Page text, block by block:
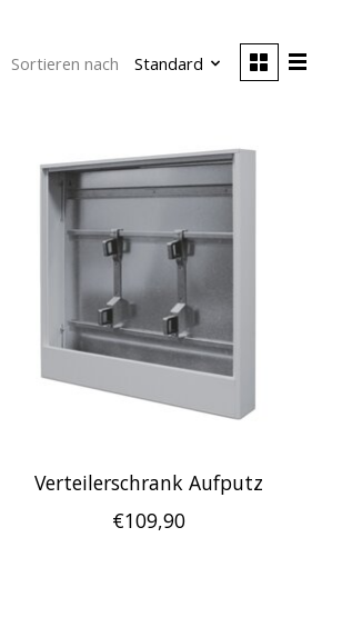
Sortieren nach Standard
Verteilerschrank Aufputz
€109,90